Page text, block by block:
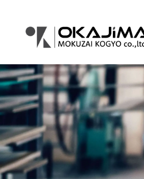
へ
ス
キ
ッ
プ
ョ
ン
に
移
動